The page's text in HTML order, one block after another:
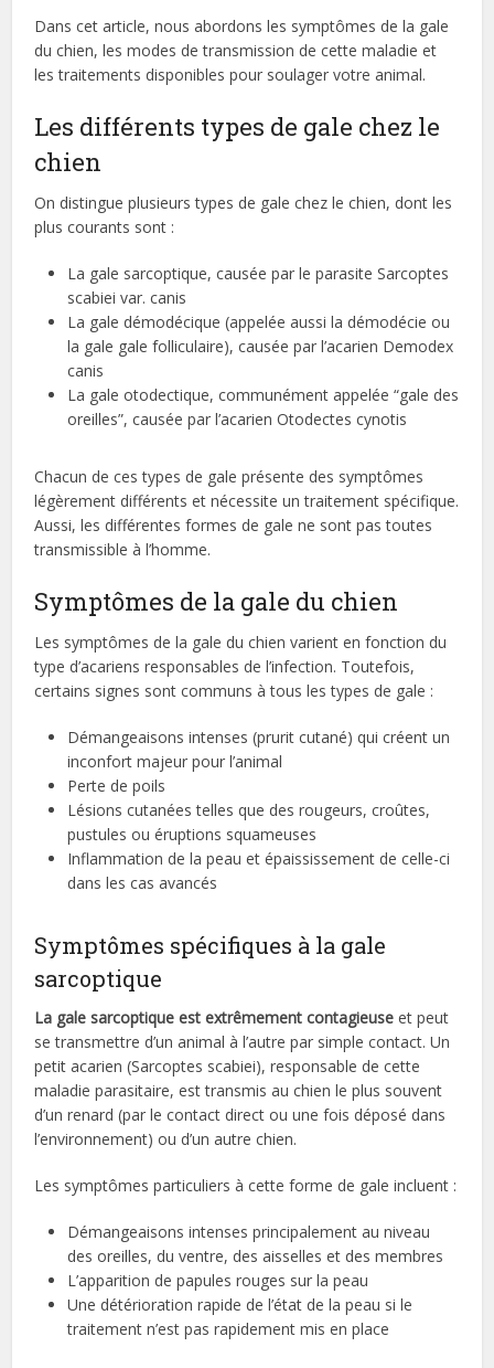
Dans cet article, nous abordons les symptômes de la gale
du chien, les modes de transmission de cette maladie et
les traitements disponibles pour soulager votre animal.
Les différents types de gale chez le
chien
On distingue plusieurs types de gale chez le chien, dont les
plus courants sont :
La gale sarcoptique, causée par le parasite Sarcoptes
scabiei var. canis
La gale démodécique (appelée aussi la démodécie ou
la gale gale folliculaire), causée par l’acarien Demodex
canis
La gale otodectique, communément appelée “gale des
oreilles”, causée par l’acarien Otodectes cynotis
Chacun de ces types de gale présente des symptômes
légèrement différents et nécessite un traitement spécifique.
Aussi, les différentes formes de gale ne sont pas toutes
transmissible à l’homme.
Symptômes de la gale du chien
Les symptômes de la gale du chien varient en fonction du
type d’acariens responsables de l’infection. Toutefois,
certains signes sont communs à tous les types de gale :
Démangeaisons intenses (prurit cutané) qui créent un
inconfort majeur pour l’animal
Perte de poils
Lésions cutanées telles que des rougeurs, croûtes,
pustules ou éruptions squameuses
Inflammation de la peau et épaississement de celle-ci
dans les cas avancés
Symptômes spécifiques à la gale
sarcoptique
La gale sarcoptique est extrêmement contagieuse et peut
se transmettre d’un animal à l’autre par simple contact. Un
petit acarien (Sarcoptes scabiei), responsable de cette
maladie parasitaire, est transmis au chien le plus souvent
d’un renard (par le contact direct ou une fois déposé dans
l’environnement) ou d’un autre chien.
Les symptômes particuliers à cette forme de gale incluent :
Démangeaisons intenses principalement au niveau
des oreilles, du ventre, des aisselles et des membres
L’apparition de papules rouges sur la peau
Une détérioration rapide de l’état de la peau si le
traitement n’est pas rapidement mis en place